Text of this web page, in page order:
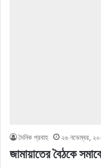
দৈনিক প্রবাহ ২৬ নভেম্বর,
জামায়াতের বৈঠকে